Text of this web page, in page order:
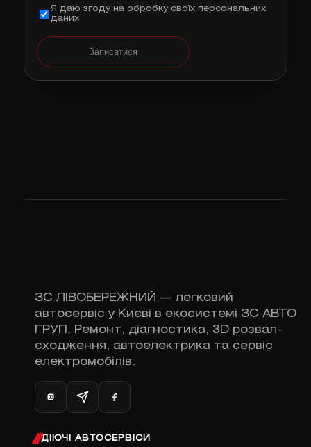
Я даю згоду на обробку своїх персональних
даних
Записатися
ЗС ЛІВОБЕРЕЖНИЙ — легковий
автосервіс у Києві в екосистемі ЗС АВТО
ГРУП. Ремонт, діагностика, 3D розвал-
сходження, автоелектрика та сервіс
електромобілів.
ДІЮЧІ АВТОСЕРВІСИ